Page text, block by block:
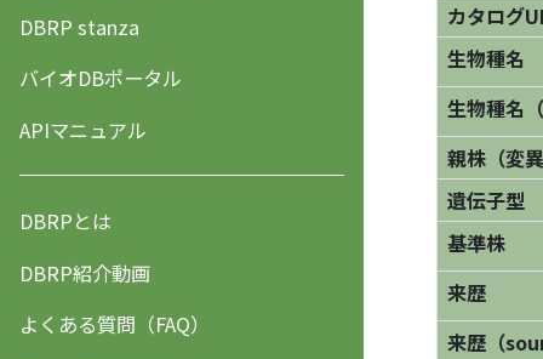
DBRP stanza
バイオDBポータル
APIマニュアル
DBRPとは
DBRP紹介動画
よくある質問（FAQ）
カタログ
生物種名
生物種名
親株（変
遺伝子型
基準株
来歴
来歴（